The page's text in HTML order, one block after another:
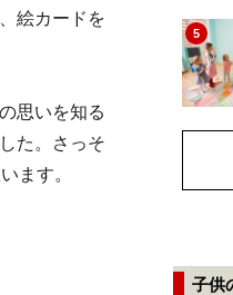
絵カードを
思いを知る
た。さっそ
ます。
5
子供